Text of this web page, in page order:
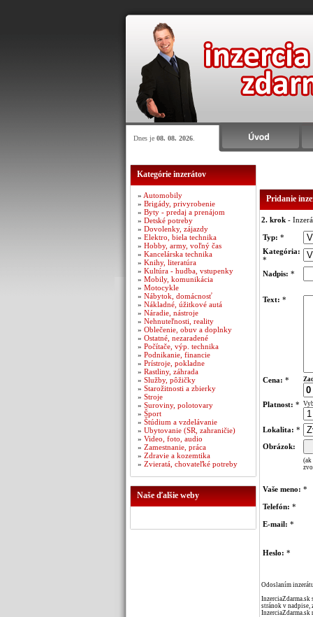
Dnes je 08. 08. 2026
Kategórie inzerátov
» Automobily
» Brigády, privyrobenie
» Byty - predaj a prenájom
» Detské potreby
» Dovolenky, zájazdy
» Elektro, biela technika
» Hobby, army, voľný čas
» Kancelárska technika
» Knihy, literatúra
» Kultúra - hudba, vstupenky
» Mobily, komunikácia
» Motocykle
» Nábytok, domácnosť
» Nákladné, úžitkové autá
» Náradie, nástroje
» Nehnuteľnosti, reality
» Oblečenie, obuv a doplnky
» Ostatné, nezaradené
» Počítače, výp. technika
» Podnikanie, financie
» Prístroje, pokladne
» Rastliny, záhrada
» Služby, pôžičky
» Starožitnosti a zbierky
» Stroje
» Suroviny, polotovary
» Šport
» Štúdium a vzdelávanie
» Ubytovanie (SR, zahraničie)
» Video, foto, audio
» Zamestnanie, práca
» Zdravie a kozemtika
» Zvieratá, chovateľké potreby
Naše ďalšie weby
Pridanie
2. krok -
Typ: *
Kategória:
*
Nadpis: *
Text: *
Cena: *
Platnost: *
Lokalita: *
Obrázok:
(ak
Vaše meno: *
Telefón: *
E-mail: *
Heslo: *
Odoslaním
InzerciaZdarma.sk
stránok v nadpise,
InzerciaZdarma.sk